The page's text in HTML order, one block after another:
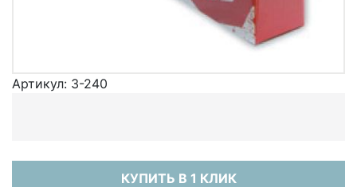
Артикул: 3-240
КУПИТЬ В 1 КЛИК